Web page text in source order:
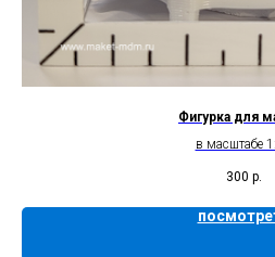
Фигурка для
в масштабе
300 р.